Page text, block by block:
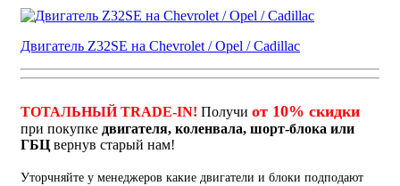
Двигатель Z32SE на Chevrolet / Opel / Cadillac
ТОТАЛЬНЫЙ TRADE-IN! Получи от 10% скидки
при покупке двигателя, коленвала, шорт-блока или
ГБЦ вернув старый нам!
Уторчняйте у менеджеров какие двигатели и блоки подподают